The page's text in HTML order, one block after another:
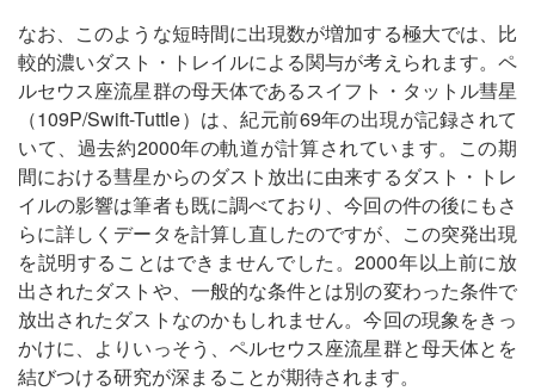
なお、このような短時間に出現数が増加する極大では、比
較的濃いダスト・トレイルによる関与が考えられます。ペ
ルセウス座流星群の母天体であるスイフト・タットル彗星
（109P/Swift-Tuttle）は、紀元前69年の出現が記録されて
いて、過去約2000年の軌道が計算されています。この期
間における彗星からのダスト放出に由来するダスト・トレ
イルの影響は筆者も既に調べており、今回の件の後にもさ
らに詳しくデータを計算し直したのですが、この突発出現
を説明することはできませんでした。2000年以上前に放
出されたダストや、一般的な条件とは別の変わった条件で
放出されたダストなのかもしれません。今回の現象をきっ
かけに、よりいっそう、ペルセウス座流星群と母天体とを
結びつける研究が深まることが期待されます。